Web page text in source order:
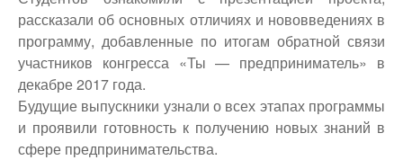
рассказали об основных отличиях и нововведениях в
программу, добавленные по итогам обратной связи
участников конгресса «Ты — предприниматель» в
декабре 2017 года.
Будущие выпускники узнали о всех этапах программы
и проявили готовность к получению новых знаний в
сфере предпринимательства.